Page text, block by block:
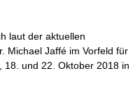
laut der aktuellen
Michael Jaffé im Vorfeld für
18. und 22. Oktober 2018 in